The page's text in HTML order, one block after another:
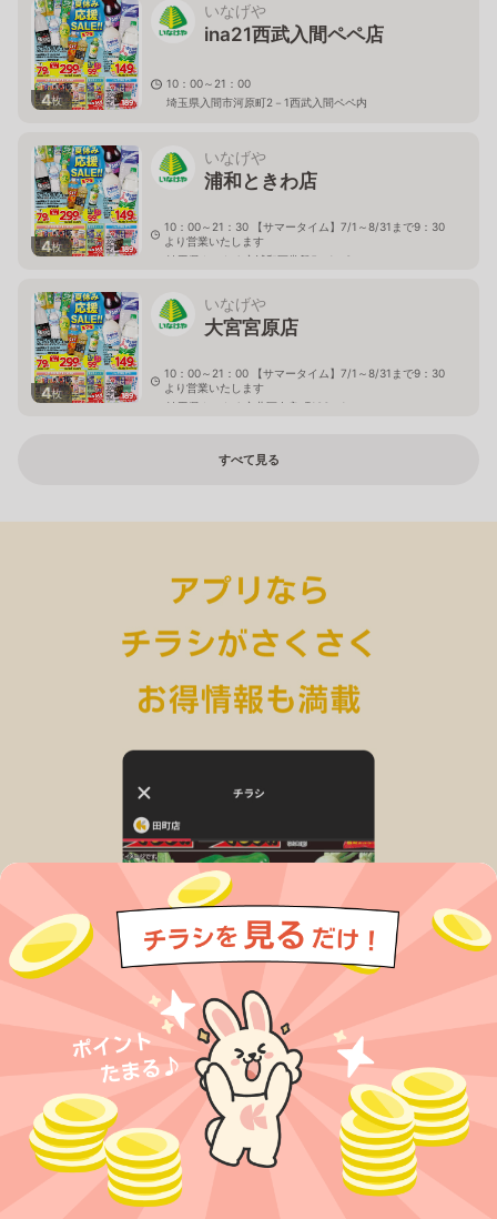
4枚
いなげや
ina21西武入間ペペ店
10：00～21：00
埼玉県入間市河原町2－1西武入間ペペ内
4枚
いなげや
浦和ときわ店
10：00～21：30 【サマータイム】7/1～8/31まで9：30
より営業いたします
埼玉県さいたま市浦和区常盤5－1－3
4枚
いなげや
大宮宮原店
10：00～21：00 【サマータイム】7/1～8/31まで9：30
より営業いたします
埼玉県さいたま市北区奈良町106－1
すべて見る